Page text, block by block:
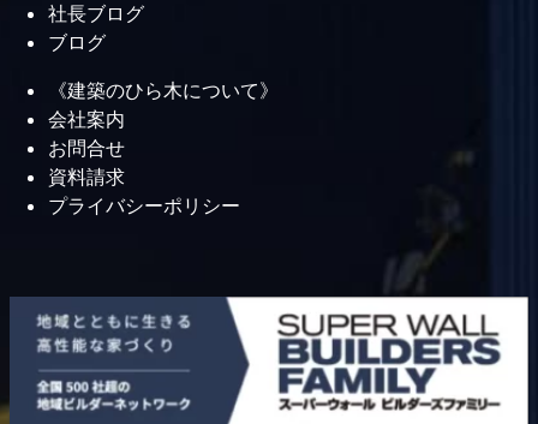
社長ブログ
ブログ
《建築のひら木について》
会社案内
お問合せ
資料請求
プライバシーポリシー